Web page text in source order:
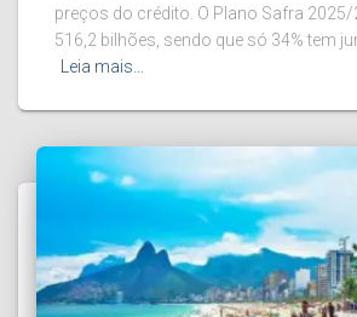
preços do crédito. O Plano Safra 2025/
516,2 bilhões, sendo que só 34% tem
Leia mais…